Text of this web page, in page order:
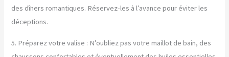
des dîners romantiques. Réservez-les à l’avance pour éviter les
déceptions.
5. Préparez votre valise : N’oubliez pas votre maillot de bain, des